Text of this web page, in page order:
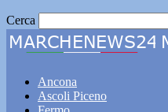
Cerca
Ancona
Ascoli Piceno